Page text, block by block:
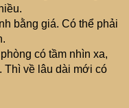
bằng giá. Có thể phải
có tầm nhìn xa,
Thì về lâu dài mới có